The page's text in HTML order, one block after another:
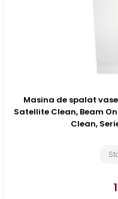
Masina de spalat vase
Satellite Clean, Beam
Clean,